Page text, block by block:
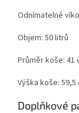
Odnímatelné
Objem: 50 litrů
Průměr koše: 41
Výška koše: 59,5
Doplňkové